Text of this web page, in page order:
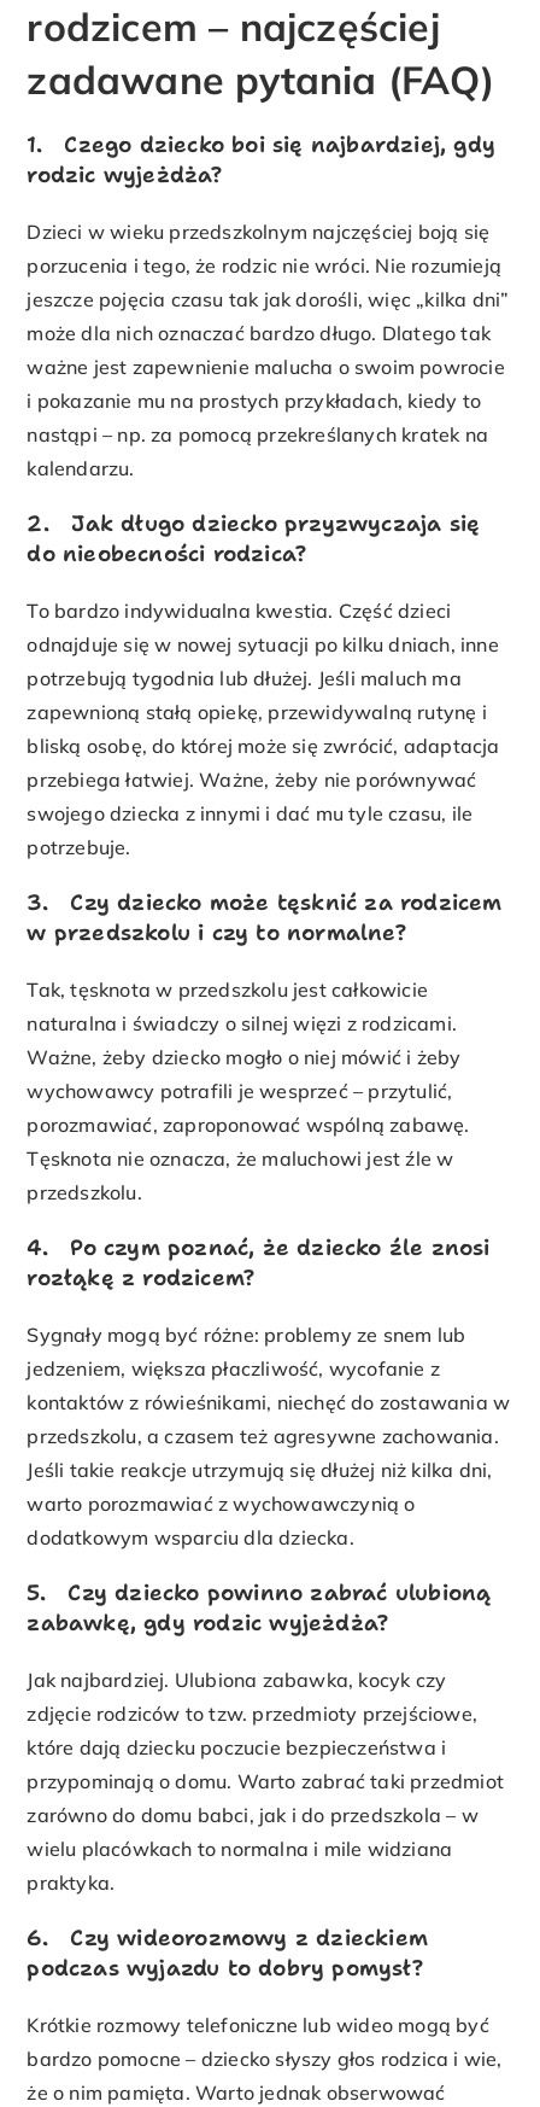
rodzicem – najczęściej
zadawane pytania (FAQ)
1. Czego dziecko boi się najbardziej, gdy
rodzic wyjeżdża?
Dzieci w wieku przedszkolnym najczęściej boją się
porzucenia i tego, że rodzic nie wróci. Nie rozumieją
jeszcze pojęcia czasu tak jak dorośli, więc „kilka dni”
może dla nich oznaczać bardzo długo. Dlatego tak
ważne jest zapewnienie malucha o swoim powrocie
i pokazanie mu na prostych przykładach, kiedy to
nastąpi – np. za pomocą przekreślanych kratek na
kalendarzu.
2. Jak długo dziecko przyzwyczaja się
do nieobecności rodzica?
To bardzo indywidualna kwestia. Część dzieci
odnajduje się w nowej sytuacji po kilku dniach, inne
potrzebują tygodnia lub dłużej. Jeśli maluch ma
zapewnioną stałą opiekę, przewidywalną rutynę i
bliską osobę, do której może się zwrócić, adaptacja
przebiega łatwiej. Ważne, żeby nie porównywać
swojego dziecka z innymi i dać mu tyle czasu, ile
potrzebuje.
3. Czy dziecko może tęsknić za rodzicem
w przedszkolu i czy to normalne?
Tak, tęsknota w przedszkolu jest całkowicie
naturalna i świadczy o silnej więzi z rodzicami.
Ważne, żeby dziecko mogło o niej mówić i żeby
wychowawcy potrafili je wesprzeć – przytulić,
porozmawiać, zaproponować wspólną zabawę.
Tęsknota nie oznacza, że maluchowi jest źle w
przedszkolu.
4. Po czym poznać, że dziecko źle znosi
rozłąkę z rodzicem?
Sygnały mogą być różne: problemy ze snem lub
jedzeniem, większa płaczliwość, wycofanie z
kontaktów z rówieśnikami, niechęć do zostawania w
przedszkolu, a czasem też agresywne zachowania.
Jeśli takie reakcje utrzymują się dłużej niż kilka dni,
warto porozmawiać z wychowawczynią o
dodatkowym wsparciu dla dziecka.
5. Czy dziecko powinno zabrać ulubioną
zabawkę, gdy rodzic wyjeżdża?
Jak najbardziej. Ulubiona zabawka, kocyk czy
zdjęcie rodziców to tzw. przedmioty przejściowe,
które dają dziecku poczucie bezpieczeństwa i
przypominają o domu. Warto zabrać taki przedmiot
zarówno do domu babci, jak i do przedszkola – w
wielu placówkach to normalna i mile widziana
praktyka.
6. Czy wideorozmowy z dzieckiem
podczas wyjazdu to dobry pomysł?
Krótkie rozmowy telefoniczne lub wideo mogą być
bardzo pomocne – dziecko słyszy głos rodzica i wie,
że o nim pamięta. Warto jednak obserwować